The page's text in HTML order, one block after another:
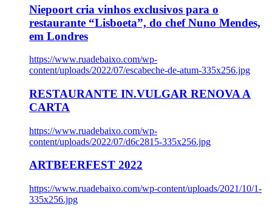
Niepoort cria vinhos exclusivos para o
restaurante “Lisboeta”, do chef Nuno Mendes,
em Londres
https://www.ruadebaixo.com/wp-
content/uploads/2022/07/escabeche-de-atum-335x256.jpg
RESTAURANTE IN.VULGAR RENOVA A
CARTA
https://www.ruadebaixo.com/wp-
content/uploads/2022/07/d6c2815-335x256.jpg
ARTBEERFEST 2022
https://www.ruadebaixo.com/wp-content/uploads/2021/10/1-
335x256.jpg